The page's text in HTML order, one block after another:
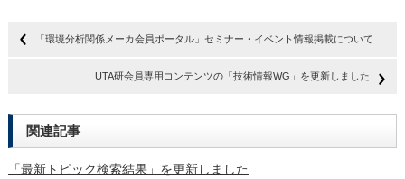
「環境分析関係メーカ会員ポータル」セミナー・イベント情報掲載について
UTA研会員専用コンテンツの「技術情報WG」を更新しました
関連記事
「最新トピック検索結果」を更新しました